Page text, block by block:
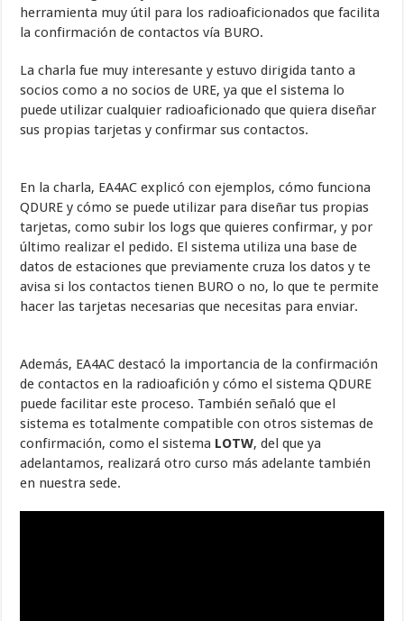
herramienta muy útil para los radioaficionados que facilita
la confirmación de contactos vía BURO.
La charla fue muy interesante y estuvo dirigida tanto a
socios como a no socios de URE, ya que el sistema lo
puede utilizar cualquier radioaficionado que quiera diseñar
sus propias tarjetas y confirmar sus contactos.
En la charla, EA4AC explicó con ejemplos, cómo funciona
QDURE y cómo se puede utilizar para diseñar tus propias
tarjetas, como subir los logs que quieres confirmar, y por
último realizar el pedido. El sistema utiliza una base de
datos de estaciones que previamente cruza los datos y te
avisa si los contactos tienen BURO o no, lo que te permite
hacer las tarjetas necesarias que necesitas para enviar.
Además, EA4AC destacó la importancia de la confirmación
de contactos en la radioafición y cómo el sistema QDURE
puede facilitar este proceso. También señaló que el
sistema es totalmente compatible con otros sistemas de
confirmación, como el sistema LOTW, del que ya
adelantamos, realizará otro curso más adelante también
en nuestra sede.